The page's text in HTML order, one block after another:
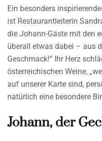
Ein besonders
ist Restaurantleiterin
die Johann-Gäste mit den
überall etwas dabei – aus
Geschmack!“ Ihr Herz
österreichischen Weine,
auf unserer Karte sind,
natürlich eine besondere
Johann, der